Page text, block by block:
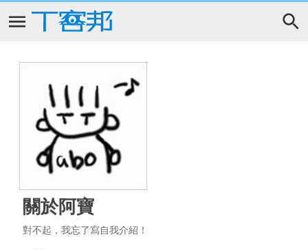
關於阿寶
對不起，我忘了寫自我介紹！